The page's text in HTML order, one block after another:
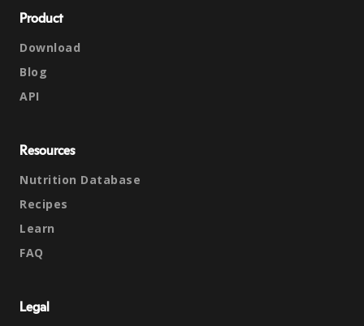
Product
Download
Blog
API
Resources
Nutrition Database
Recipes
Learn
FAQ
Legal